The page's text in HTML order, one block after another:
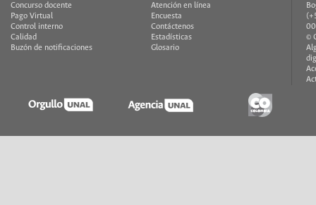
Concurso docente
Pago Virtual
Control interno
Calidad
Buzón de notificaciones
Atención en línea
Encuesta
Contáctenos
Estadísticas
Glosario
©